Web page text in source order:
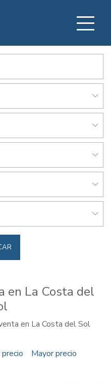
en La Costa del
en La Costa del Sol
Mayor precio